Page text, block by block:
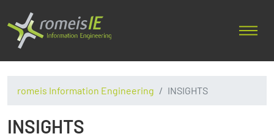
romeis Information Engineering INSIGHTS
INSIGHTS